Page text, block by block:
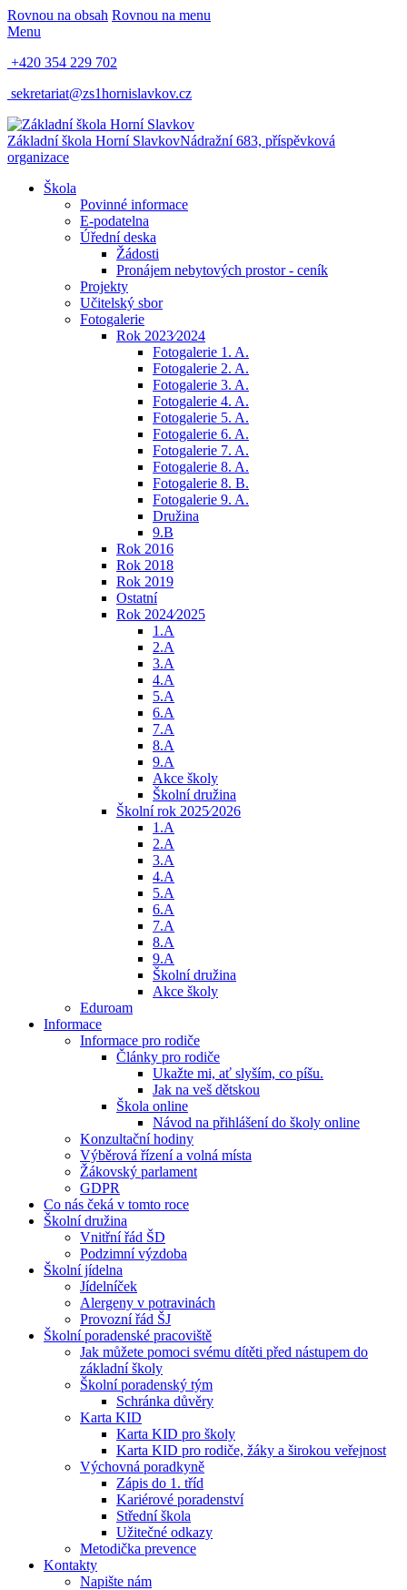
Rovnou na obsah Rovnou na menu
Menu
+420 354 229 702
sekretariat@zs1hornislavkov.cz
Základní škola Horní SlavkovNádražní 683, příspěvková
organizace
Škola
Povinné informace
E-podatelna
Úřední deska
Žádosti
Pronájem nebytových prostor - ceník
Projekty
Učitelský sbor
Fotogalerie
Rok 2023⁄2024
Fotogalerie 1. A.
Fotogalerie 2. A.
Fotogalerie 3. A.
Fotogalerie 4. A.
Fotogalerie 5. A.
Fotogalerie 6. A.
Fotogalerie 7. A.
Fotogalerie 8. A.
Fotogalerie 8. B.
Fotogalerie 9. A.
Družina
9.B
Rok 2016
Rok 2018
Rok 2019
Ostatní
Rok 2024⁄2025
1.A
2.A
3.A
4.A
5.A
6.A
7.A
8.A
9.A
Akce školy
Školní družina
Školní rok 2025⁄2026
1.A
2.A
3.A
4.A
5.A
6.A
7.A
8.A
9.A
Školní družina
Akce školy
Eduroam
Informace
Informace pro rodiče
Články pro rodiče
Ukažte mi, ať slyším, co píšu.
Jak na veš dětskou
Škola online
Návod na přihlášení do školy online
Konzultační hodiny
Výběrová řízení a volná místa
Žákovský parlament
GDPR
Co nás čeká v tomto roce
Školní družina
Vnitřní řád ŠD
Podzimní výzdoba
Školní jídelna
Jídelníček
Alergeny v potravinách
Provozní řád ŠJ
Školní poradenské pracoviště
Jak můžete pomoci svému dítěti před nástupem do
základní školy
Školní poradenský tým
Schránka důvěry
Karta KID
Karta KID pro školy
Karta KID pro rodiče, žáky a širokou veřejnost
Výchovná poradkyně
Zápis do 1. tříd
Kariérové poradenství
Střední škola
Užitečné odkazy
Metodička prevence
Kontakty
Napište nám